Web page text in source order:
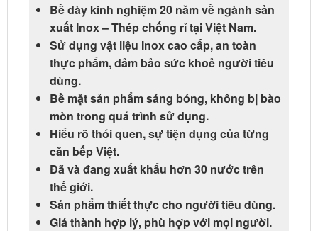
Bề dày kinh nghiệm 20 năm về ngành sản
xuất Inox – Thép chống rỉ tại Việt Nam.
Sử dụng vật liệu Inox cao cấp, an toàn
thực phẩm, đảm bảo sức khoẻ người tiêu
dùng.
Bề mặt sản phẩm sáng bóng, không bị bào
mòn trong quá trình sử dụng.
Hiểu rõ thói quen, sự tiện dụng của từng
căn bếp Việt.
Đã và đang xuất khẩu hơn 30 nước trên
thế giới.
Sản phẩm thiết thực cho người tiêu dùng.
Giá thành hợp lý, phù hợp với mọi người.